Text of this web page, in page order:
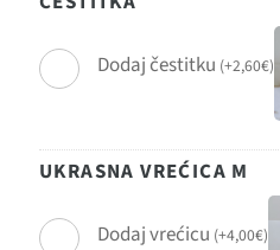
Dodaj čestitku (+2,60€)
UKRASNA VREĆICA M
Dodaj vrećicu (+4,00€)